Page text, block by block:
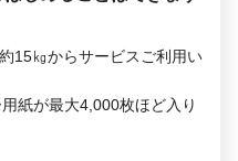
15㎏からサービスご利用い
紙が最大4,000枚ほど入り